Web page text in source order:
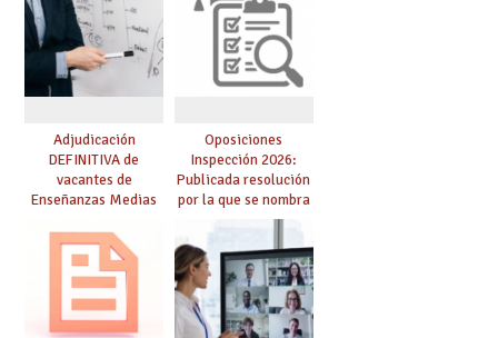
Adjudicación
DEFINITIVA de
vacantes de
Enseñanzas Medias
Oposiciones
Inspección 2026:
Publicada resolución
por la que se nombra
funcionarios/as en
prácticas, se regulan
dichas prácticas y se
convoca acto público
de adjudicación